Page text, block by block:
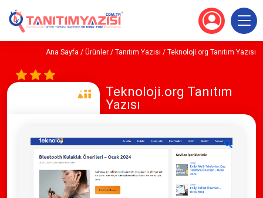
Ana Sayfa / Ürünler / Tanıtım Yazısı / Teknoloji.org Tanıtım Yazısı
Teknoloji.org Tanıtım
Yazısı
🔍